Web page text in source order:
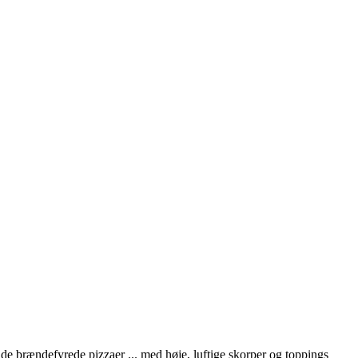
brændefyrede pizzaer ... med høje, luftige skorper og toppings